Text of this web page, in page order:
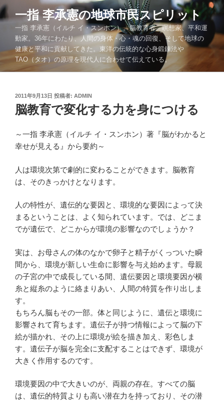
コ
ン
ツ
一指 李承憲の地球市民スピリット
一指 李承憲（イルチ イ・スンホン）。脳教育者、瞑想家、平和運
動家。36年にわたり、人間の身体・心・魂の回復、そして地球の
健康と平和に貢献してきた。東洋の伝統的な心身鍛錬法や
TAO（タオ）の原理を現代人に合わせて伝えている。
投
稿
日:
2011年9月13日 投稿者: ADMIN
脳教育で変化する力を身につける
～一指 李承憲（イルチ イ・スンホン）著『脳がわかると
幸せが見える』から要約～
人は環境次第で劇的に変わることができます。脳教育
は、そのきっかけとなります。
人の特性が、遺伝的な要因と、環境的な要因によって決
まるということは、よく知られています。では、どこま
でが遺伝で、どこからが環境の影響なのでしょうか？
実は、お母さんの体のなかで卵子と精子がくっついた瞬
間から、環境が新しい生命に影響を与え始めます。母親
の子宮の中で成長している間、遺伝要因と環境要因が横
糸と縦糸のように絡まりあい、人間の特質を作り出しま
す。
もちろん脳もその一部。体と同じように、遺伝と環境に
影響されて育ちます。遺伝子が持つ情報によって脳の下
絵が描かれ、その上に環境が絵を描き加え、彩色しま
す。遺伝子が脳を完全に支配することはできず、環境が
大きく作用するのです。
環境要因の中で大きいのが、両親の存在。すべての脳
は、遺伝的特質よりも高い潜在力を持っており、その潜